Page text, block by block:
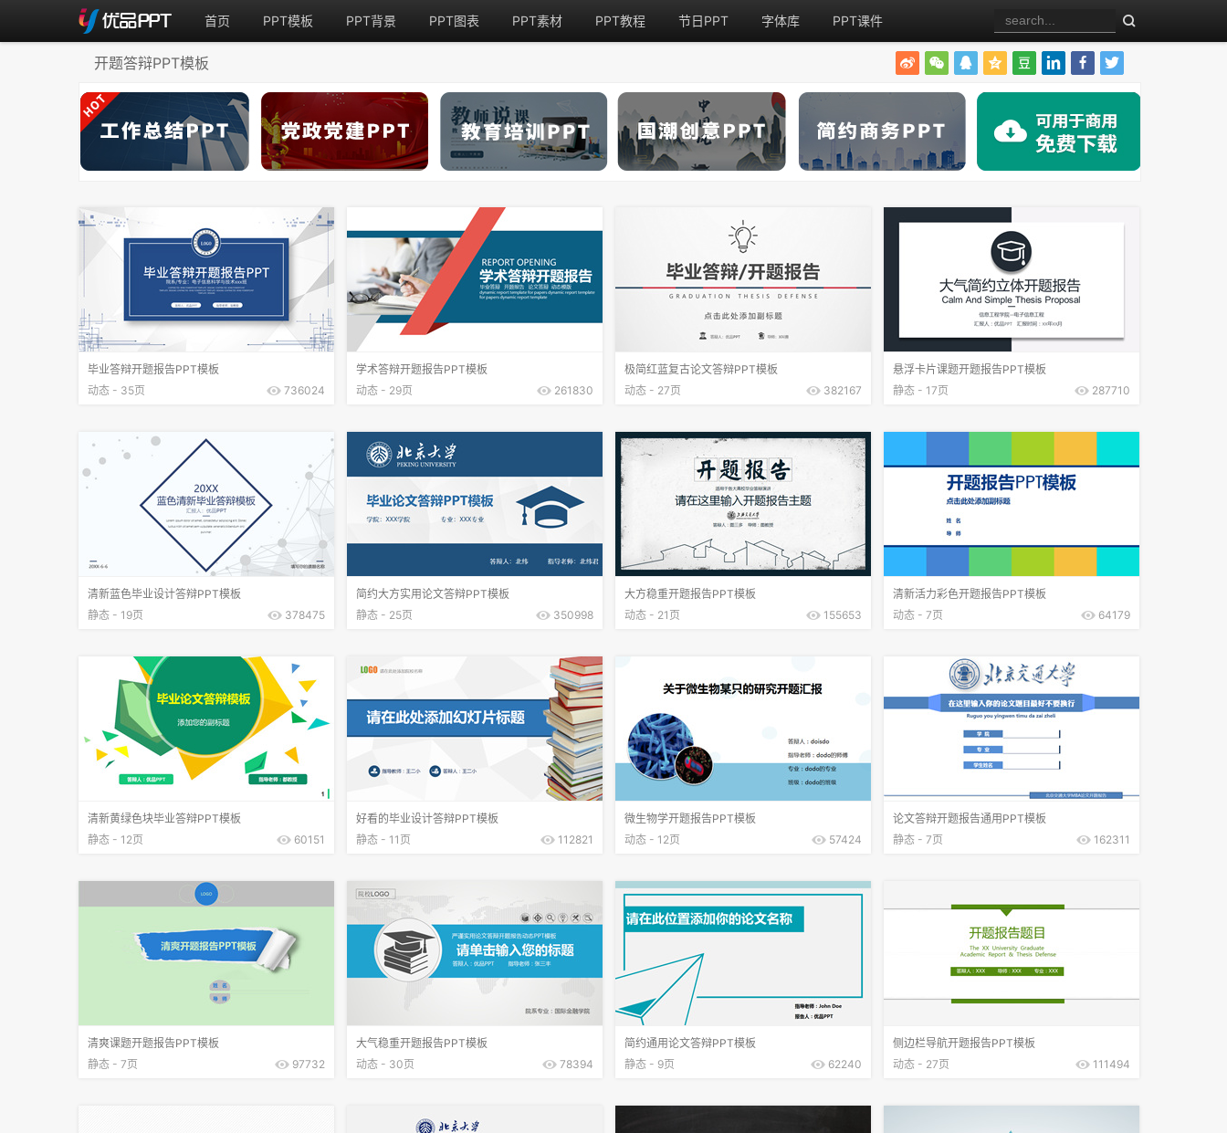
首页 PPT模板 PPT背景 PPT图表 PPT素材 PPT教程 节日PPT 字体库 PPT课件
开题答辩PPT模板
毕业答辩开题报告PPT模板
动态 - 35页
736024
学术答辩开题报告PPT模板
动态 - 29页
261830
极简红蓝复古论文答辩PPT模板
动态 - 27页
382167
悬浮卡片课题开题报告PPT模板
静态 - 17页
287710
清新蓝色毕业设计答辩PPT模板
静态 - 19页
378475
简约大方实用论文答辩PPT模板
静态 - 25页
350998
大方稳重开题报告PPT模板
动态 - 21页
155653
清新活力彩色开题报告PPT模板
动态 - 7页
64179
清新黄绿色块毕业答辩PPT模板
静态 - 12页
60151
好看的毕业设计答辩PPT模板
静态 - 11页
112821
微生物学开题报告PPT模板
动态 - 12页
57424
论文答辩开题报告通用PPT模板
静态 - 7页
162311
清爽课题开题报告PPT模板
静态 - 7页
97732
大气稳重开题报告PPT模板
动态 - 30页
78394
简约通用论文答辩PPT模板
静态 - 9页
62240
侧边栏导航开题报告PPT模板
动态 - 27页
111494